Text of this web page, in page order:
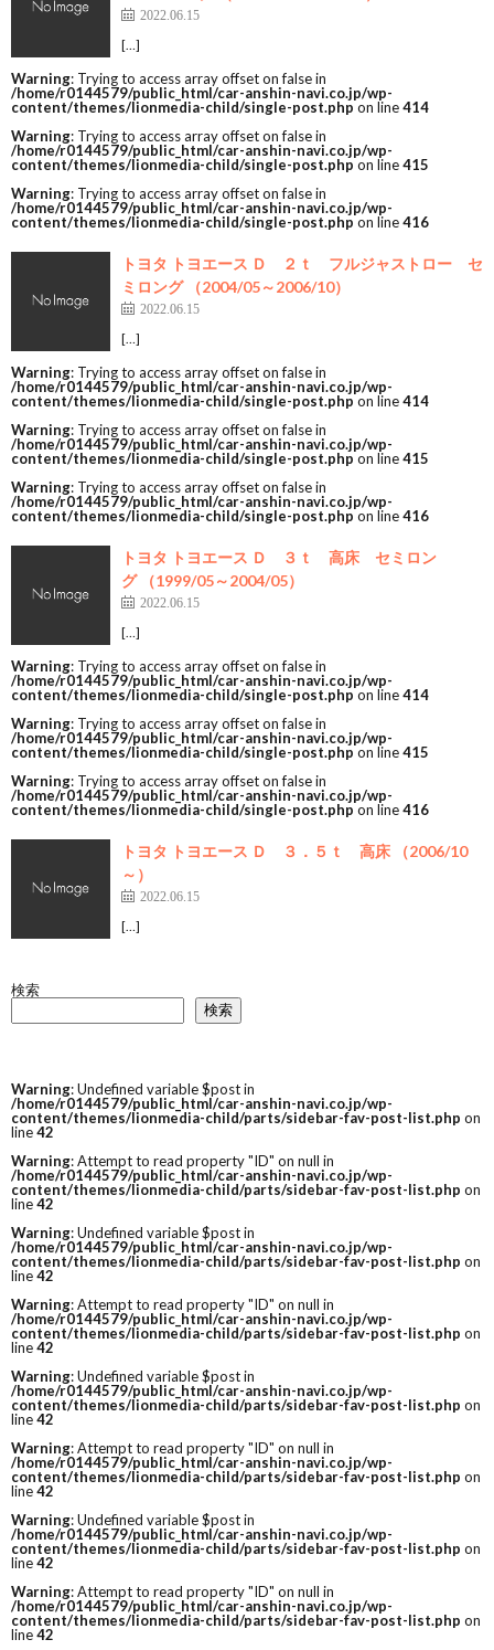
2022.06.15
[…]
Warning: Trying to access array offset on false in
/home/r0144579/public_html/car-anshin-navi.co.jp/wp-
content/themes/lionmedia-child/single-post.php on line414
Warning: Trying to access array offset on false in
/home/r0144579/public_html/car-anshin-navi.co.jp/wp-
content/themes/lionmedia-child/single-post.php on line415
Warning: Trying to access array offset on false in
/home/r0144579/public_html/car-anshin-navi.co.jp/wp-
content/themes/lionmedia-child/single-post.php on line416
トヨタ トヨエース Ｄ ２ｔ フルジャストロー セ
ミロング （2004/05～2006/10）
2022.06.15
[…]
Warning: Trying to access array offset on false in
/home/r0144579/public_html/car-anshin-navi.co.jp/wp-
content/themes/lionmedia-child/single-post.php on line414
Warning: Trying to access array offset on false in
/home/r0144579/public_html/car-anshin-navi.co.jp/wp-
content/themes/lionmedia-child/single-post.php on line415
Warning: Trying to access array offset on false in
/home/r0144579/public_html/car-anshin-navi.co.jp/wp-
content/themes/lionmedia-child/single-post.php on line416
トヨタ トヨエース Ｄ ３ｔ 高床 セミロン
グ （1999/05～2004/05）
2022.06.15
[…]
Warning: Trying to access array offset on false in
/home/r0144579/public_html/car-anshin-navi.co.jp/wp-
content/themes/lionmedia-child/single-post.php on line414
Warning: Trying to access array offset on false in
/home/r0144579/public_html/car-anshin-navi.co.jp/wp-
content/themes/lionmedia-child/single-post.php on line415
Warning: Trying to access array offset on false in
/home/r0144579/public_html/car-anshin-navi.co.jp/wp-
content/themes/lionmedia-child/single-post.php on line416
トヨタ トヨエース Ｄ ３．５ｔ 高床 （2006/10
～）
2022.06.15
[…]
検索
検索
Warning: Undefined variable $post in
/home/r0144579/public_html/car-anshin-navi.co.jp/wp-
content/themes/lionmedia-child/parts/sidebar-fav-post-list.php on
line42
Warning: Attempt to read property "ID" on null in
/home/r0144579/public_html/car-anshin-navi.co.jp/wp-
content/themes/lionmedia-child/parts/sidebar-fav-post-list.php on
line42
Warning: Undefined variable $post in
/home/r0144579/public_html/car-anshin-navi.co.jp/wp-
content/themes/lionmedia-child/parts/sidebar-fav-post-list.php on
line42
Warning: Attempt to read property "ID" on null in
/home/r0144579/public_html/car-anshin-navi.co.jp/wp-
content/themes/lionmedia-child/parts/sidebar-fav-post-list.php on
line42
Warning: Undefined variable $post in
/home/r0144579/public_html/car-anshin-navi.co.jp/wp-
content/themes/lionmedia-child/parts/sidebar-fav-post-list.php on
line42
Warning: Attempt to read property "ID" on null in
/home/r0144579/public_html/car-anshin-navi.co.jp/wp-
content/themes/lionmedia-child/parts/sidebar-fav-post-list.php on
line42
Warning: Undefined variable $post in
/home/r0144579/public_html/car-anshin-navi.co.jp/wp-
content/themes/lionmedia-child/parts/sidebar-fav-post-list.php on
line42
Warning: Attempt to read property "ID" on null in
/home/r0144579/public_html/car-anshin-navi.co.jp/wp-
content/themes/lionmedia-child/parts/sidebar-fav-post-list.php on
line42